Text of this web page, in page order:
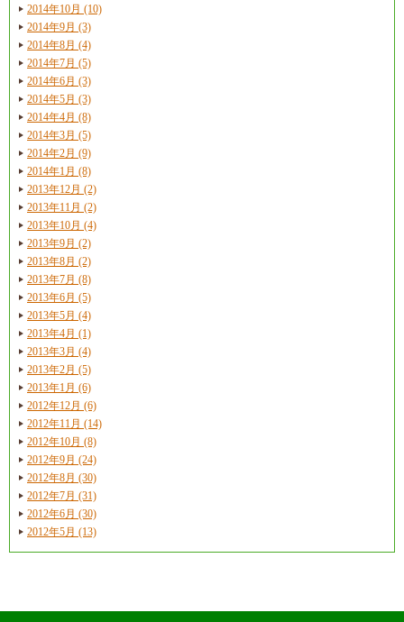
2014年10月 (10)
2014年9月 (3)
2014年8月 (4)
2014年7月 (5)
2014年6月 (3)
2014年5月 (3)
2014年4月 (8)
2014年3月 (5)
2014年2月 (9)
2014年1月 (8)
2013年12月 (2)
2013年11月 (2)
2013年10月 (4)
2013年9月 (2)
2013年8月 (2)
2013年7月 (8)
2013年6月 (5)
2013年5月 (4)
2013年4月 (1)
2013年3月 (4)
2013年2月 (5)
2013年1月 (6)
2012年12月 (6)
2012年11月 (14)
2012年10月 (8)
2012年9月 (24)
2012年8月 (30)
2012年7月 (31)
2012年6月 (30)
2012年5月 (13)